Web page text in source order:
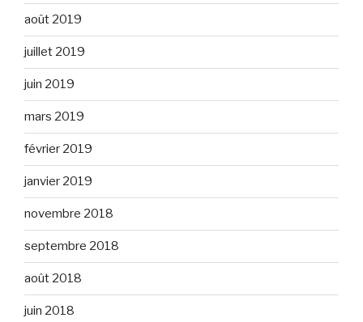
août 2019
juillet 2019
juin 2019
mars 2019
février 2019
janvier 2019
novembre 2018
septembre 2018
août 2018
juin 2018